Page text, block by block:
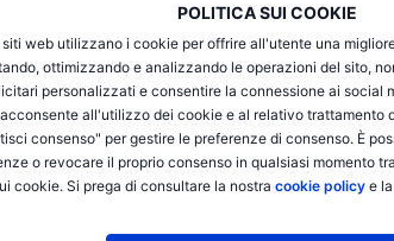
POLITICA SUI COOKIE
siti web utilizzano i cookie per offrire all'utente una
ottimizzando e analizzando le operazioni del sito,
personalizzati e consentire la connessione ai social
all'utilizzo dei cookie e al relativo trattamento
consenso" per gestire le preferenze di consenso. È
o revocare il proprio consenso in qualsiasi momento
cookie. Si prega di consultare la nostra cookie policye la
digitali
delle temperature globali in aumento
e nell'energia pulita, rappresentano potenti
il consumo globale di rame aumenterà da 26
il 2035, un incremento del 26% alimentato
dalla digitalizzazione.